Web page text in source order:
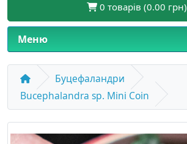
0 товарів (0.00 грн)
Меню
Буцефаландри
Bucephalandra sp. Mini Coin